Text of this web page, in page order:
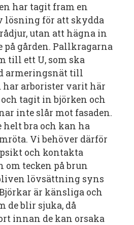
har tagit fram en
lösning för att skydda
utan att hägna in
på gården. Pallkragarna
till ett U, som ska
armeringsnät till
har arborister varit här
tagit in björken och
inte slår mot fasaden.
helt bra och kan ha
Vi behöver därför
och kontakta
om tecken på brun
lövsättning syns
är känsliga och
de blir sjuka, då
innan de kan orsaka